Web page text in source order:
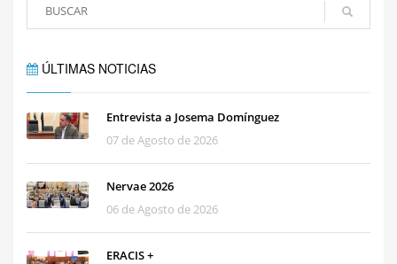
ÚLTIMAS NOTICIAS
Entrevista a Josema Domínguez
07 de Agosto de 2026
Nervae 2026
06 de Agosto de 2026
ERACIS +